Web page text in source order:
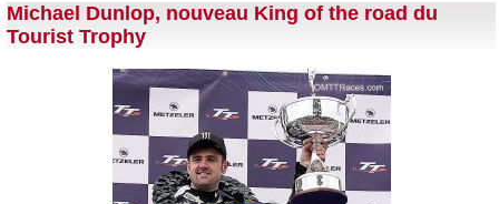
Michael Dunlop, nouveau King of the road du
Tourist Trophy